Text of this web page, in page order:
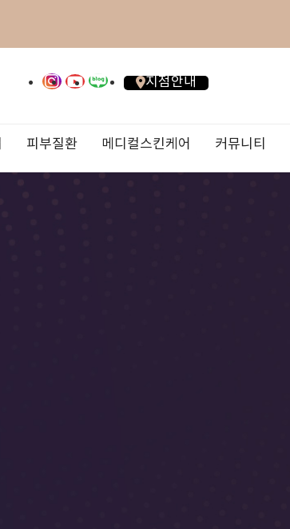
지점안내
피부질환 메디컬스킨케어 커뮤니티